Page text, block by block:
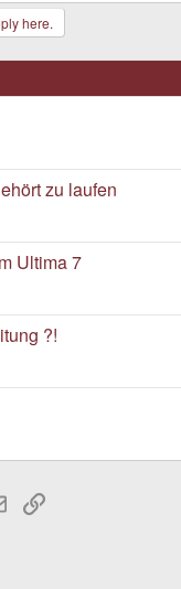
here.
zu laufen
Ultima 7
?!
EmailLink